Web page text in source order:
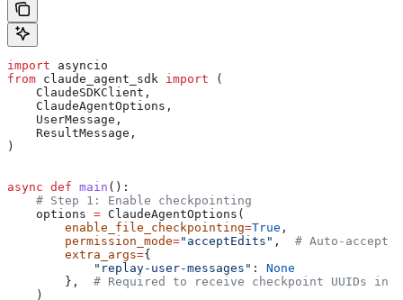
import asyncio
from claude_agent_sdk import (
    ClaudeSDKClient,
    ClaudeAgentOptions,
    UserMessage,
    ResultMessage,
)
async def main ():
    # Step 1: Enable checkpointing
    options
= ClaudeAgentOptions(
        enable_file_checkpointing
=True ,
        permission_mode
="acceptEdits" , # Auto-accept
        extra_args
={
            "replay-user-messages"
: None
        },
# Required to receive checkpoint UUIDs in
    )